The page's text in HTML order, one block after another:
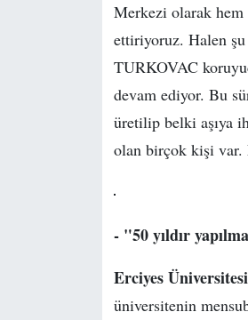
Merkezi olarak hem
ettiriyoruz. Halen
TURKOVAC
devam ediyor. Bu
üretilip belki aşıya
olan birçok kişi var.
- "50 yıldır
Erciyes
üniversitenin